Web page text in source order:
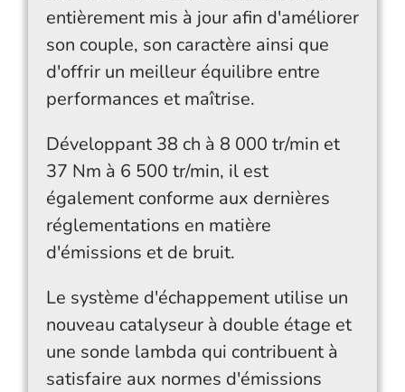
entièrement mis à jour afin d'améliorer
son couple, son caractère ainsi que
d'offrir un meilleur équilibre entre
performances et maîtrise.
Développant 38 ch à 8 000 tr/min et
37 Nm à 6 500 tr/min, il est
également conforme aux dernières
réglementations en matière
d'émissions et de bruit.
Le système d'échappement utilise un
nouveau catalyseur à double étage et
une sonde lambda qui contribuent à
satisfaire aux normes d'émissions